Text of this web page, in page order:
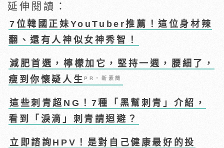
延伸閱讀：
7位韓國正妹YouTuber推薦！這位身材辣
翻、還有人神似女神秀智！
減肥首選，檸檬加它，堅持一週，腰細了，
瘦到你懷疑人生PR・新素簡
這些刺青超NG！7種「黑幫刺青」介紹，
看到「淚滴」刺青請迴避？
立即諮詢HPV！是對自己健康最好的投